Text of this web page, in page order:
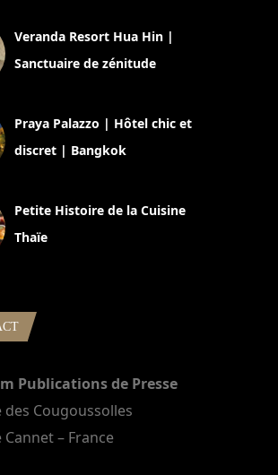
Veranda Resort Hua Hin |
Sanctuaire de zénitude
Praya Palazzo | Hôtel chic et
discret | Bangkok
Petite Histoire de la Cuisine
Thaïe
Publications de Presse
des Cougoussolles
Cannet – France